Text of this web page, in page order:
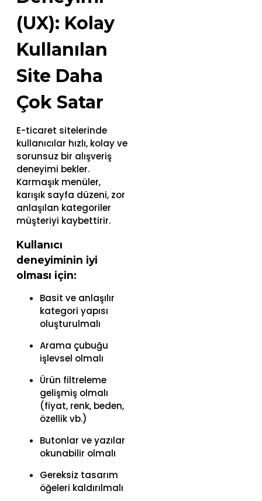
(UX): Kolay
Kullanılan
Site Daha
Çok Satar
E-ticaret sitelerinde
kullanıcılar hızlı, kolay ve
sorunsuz bir alışveriş
deneyimi bekler.
Karmaşık menüler,
karışık sayfa düzeni, zor
anlaşılan kategoriler
müşteriyi kaybettirir.
Kullanıcı
deneyiminin iyi
olması için:
Basit ve anlaşılır
kategori yapısı
oluşturulmalı
Arama çubuğu
işlevsel olmalı
Ürün filtreleme
gelişmiş olmalı
(fiyat, renk, beden,
özellik vb.)
Butonlar ve yazılar
okunabilir olmalı
Gereksiz tasarım
öğeleri kaldırılmalı